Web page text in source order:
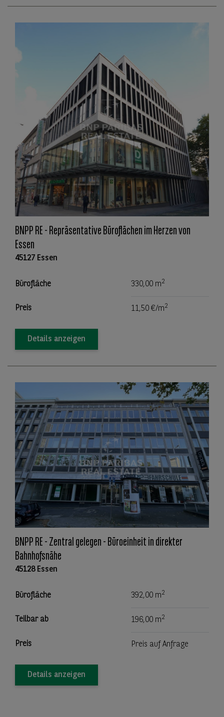
BNPP RE - Repräsentative Büroflächen im Herzen von
Essen
45127 Essen
Bürofläche 330,00 m2
Preis 11,50 €/m2
Details anzeigen
BNPP RE - Zentral gelegen - Büroeinheit in direkter
Bahnhofsnähe
45128 Essen
Bürofläche 392,00 m2
Teilbar ab 196,00 m2
Preis Preis auf Anfrage
Details anzeigen